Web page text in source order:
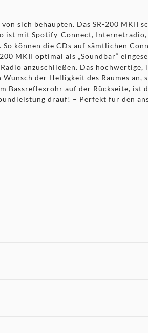
sich behaupten. Das SR-200 MKII
mit Spotify-Connect,
können die CDs auf sämtlichen
MKII optimal als „Soundbar“
anzuschließen. Das
der Helligkeit des Raumes
Bassreflexrohr auf der Rückseite, ist
drauf! – Perfekt für den